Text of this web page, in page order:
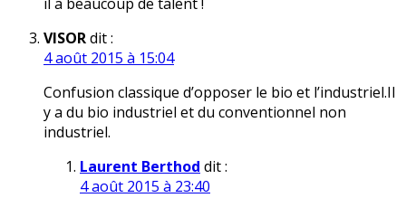
VISORdit :
4 août 2015 à 15:04
Confusion classique d’opposer le bio et l’industriel.Il
y a du bio industriel et du conventionnel non
industriel.
Laurent Berthod dit :
4 août 2015 à 23:40